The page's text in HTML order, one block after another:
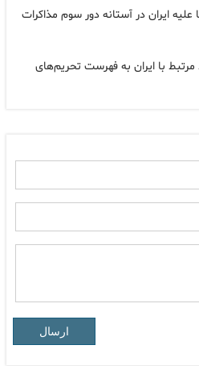
ایران در آستانه دور سوم مذاکرات
دو فرد و ۱۵ نهاد مرتبط با ایران به فهرست تحریم‌های
ارسال